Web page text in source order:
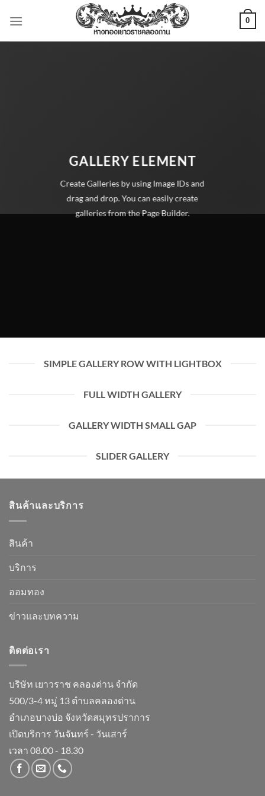
ยัง
0
GALLERY ELEMENT
Create Galleries by using Image IDs and
drag and drop. You can easily create
galleries from the Page Builder.
SIMPLE GALLERY ROW WITH LIGHTBOX
FULL WIDTH GALLERY
GALLERY WIDTH SMALL GAP
SLIDER GALLERY
สินค้าและบริการ
สินค้า
บริการ
ออมทอง
ข่าวและบทความ
ติดต่อเรา
บริษัท เยาวราช คลองด่าน จำกัด
500/3-4 หมู่ 13 ตำบลคลองด่าน
อำเภอบางบ่อ จังหวัดสมุทรปราการ
เปิดบริการ วันจันทร์ - วันเสาร์
เวลา 08.00 - 18.30